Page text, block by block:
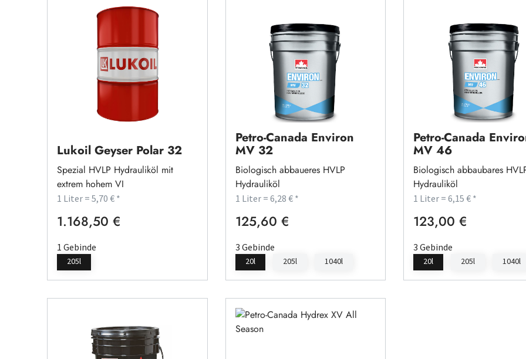
Lukoil Geyser Polar 32
Spezial HVLP Hydrauliköl mit
extrem hohem VI
1 Liter = 5,70 € *
Regulärer Preis:
1.168,50 €
1 Gebinde
205l
Petro-Canada Environ
MV 32
Biologisch abbaueres HVLP
Hydrauliköl
1 Liter = 6,28 € *
Regulärer Preis:
125,60 €
3 Gebinde
20l 205l 1040l
Petro-Canada
MV 46
Biologisch abbaubares
Hydrauliköl
1 Liter = 6,15 € *
Regulärer Preis:
123,00 €
3 Gebinde
20l 205l 1040l